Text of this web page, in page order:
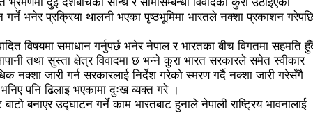
रुकुमपूर्वमा काँग्रेस एमाले गठबन्धनका उम्मेदवारको समर्थन
गाउँपालिका जिल्लामै उत्कृष्ट
संविधानसभाबाट संविधान बनाउने
पब्लिक स्पिच नेपालको विजेता बने दैलेखका दिल बहादुर
खबरदारी आवश्यकः प्रचण्ड
माओवादीमा जनपरिचालनका
भनेर प्रक्रिया थालनी भएका पृष्ठभूमिमा भारतले नक्शा प्रकाशन
विषयमा समाधान गर्नुपर्छ भनेर नेपाल र भारतका बीच विगतमा सहमति
तथा सुस्ता क्षेत्र विवादमा छ भन्ने कुरा भारत सरकारले समेत स्वीकार
जारी गर्न सरकारलाई निर्देश गरेको स्मरण गर्दै नक्शा जारी गरेसँगै
पनि ढिलाइ भएकामा दुःख व्यक्त गरे ।
बनाएर उद्घाटन गर्ने काम भारतबाट हुनाले नेपाली राष्ट्रिय भावनालाई